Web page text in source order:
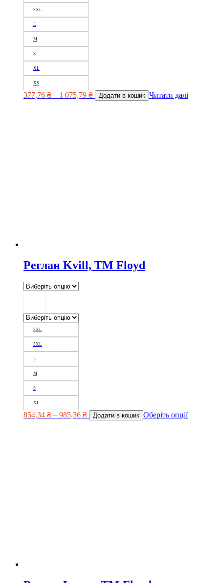
3XL
L
M
S
XL
XS
377,76 ₴ – 1 075,79 ₴ Додати в кошик Читати далі
Реглан Kvill, TM Floyd
2XL
3XL
L
M
S
XL
854,34 ₴ – 985,36 ₴ Додати в кошик Оберіть опції